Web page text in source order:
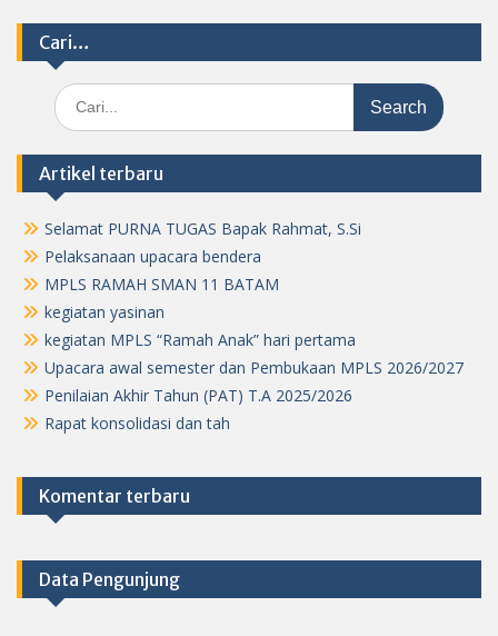
Cari…
Search
for:
Artikel terbaru
Selamat PURNA TUGAS Bapak Rahmat, S.Si
Pelaksanaan upacara bendera
MPLS RAMAH SMAN 11 BATAM
kegiatan yasinan
kegiatan MPLS “Ramah Anak” hari pertama
Upacara awal semester dan Pembukaan MPLS 2026/2027
Penilaian Akhir Tahun (PAT) T.A 2025/2026
Rapat konsolidasi dan tah
Komentar terbaru
Data Pengunjung